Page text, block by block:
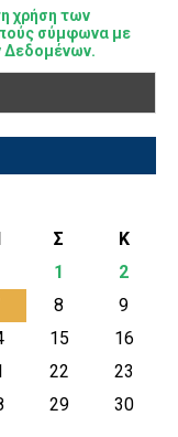
χρήση των
σύμφωνα με
Δεδομένων.
Σ
Κ
1
2
8
9
15
16
22
23
29
30